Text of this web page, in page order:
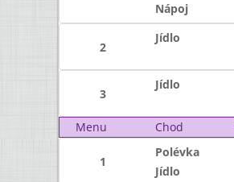
Nápoj
2
Jídlo
3
Jídlo
Menu Chod
1
Polévka
Jídlo